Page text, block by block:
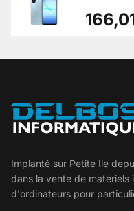
Implanté sur Petite Ile
dans la vente de
d'ordinateurs pour